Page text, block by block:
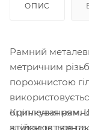
ОПИС
Рамний
метричним
порожнистою
оцинкуванням.
втулки та
Кріплення
здійснюється